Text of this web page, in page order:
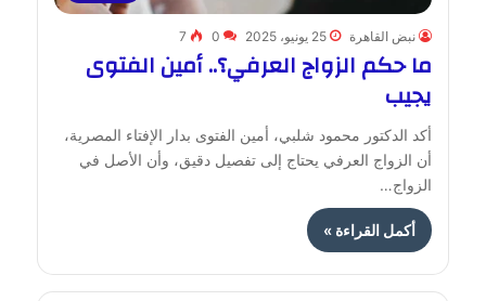
نبض القاهرة 25 يونيو، 2025 0
7
ما حكم الزواج العرفي؟.. أمين الفتوى
يجيب
أكد الدكتور محمود شلبي، أمين الفتوى بدار الإفتاء المصرية،
أن الزواج العرفي يحتاج إلى تفصيل دقيق، وأن الأصل في
الزواج…
أكمل القراءة »